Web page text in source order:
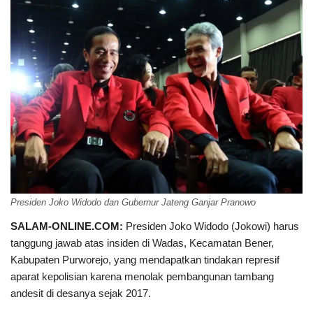
Presiden Joko Widodo dan Gubernur Jateng Ganjar Pranowo
SALAM-ONLINE.COM: Presiden Joko Widodo (Jokowi) harus
tanggung jawab atas insiden di Wadas, Kecamatan Bener,
Kabupaten Purworejo, yang mendapatkan tindakan represif
aparat kepolisian karena menolak pembangunan tambang
andesit di desanya sejak 2017.